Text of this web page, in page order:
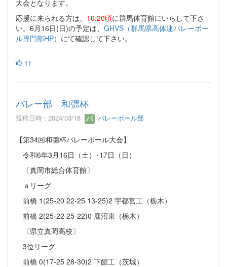
大会となります。
応援に来られる方は、 10:20頃に群馬体育館にいらして下さ
い。6月16日(日)の予定は、 GHVS（群馬県高体連バレーボー
ル専門部HP） にて確認して下さい。
11
バレー部 和彊杯
投稿日時 : 2024/03/18 バレーボール部
【第34回和彊杯バレーボール大会】
令和6年3月16日（土）･17日（日）
〔真岡市総合体育館〕
ａリーグ
前橋 1(25-20 22-25 13-25)2 宇都宮工（栃木）
前橋 2(25-22 25-22)0 鹿沼東（栃木）
〔県立真岡高校〕
3位リーグ
前橋 0(17-25 28-30)2 下館工（茨城）